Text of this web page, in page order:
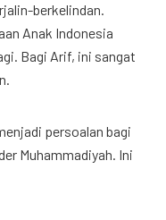
berkelindan.
Anak Indonesia
Bagi Arif, ini sangat
persoalan bagi
Muhammadiyah. Ini